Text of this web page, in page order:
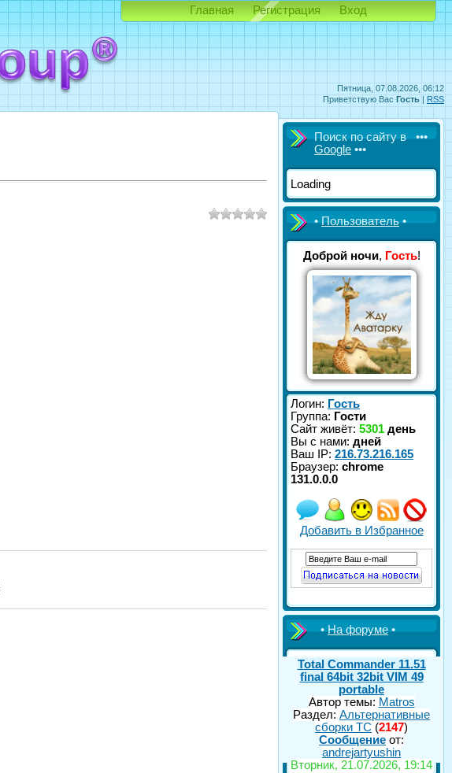
Пятница, 07.08.2026, 06:12
Приветствую Вас Гость | RSS
Главная Регистрация Вход
Поиск по сайту в •••
Google •••
Loading
•Пользователь•
Доброй ночи, Гость!
Логин: Гость
Группа: Гости
Сайт живёт: 5301 день
Вы с нами: дней
Ваш IP: 216.73.216.165
Браузер: chrome
131.0.0.0
Добавить в Избранное
•На форуме•
Total Commander 11.51
final 64bit 32bit VIM 49
portable
Автор темы: Matros
Раздел: Альтернативные
сборки ТС (2147)
Сообщение от:
andrejartyushin
Вторник, 21.07.2026, 19:14